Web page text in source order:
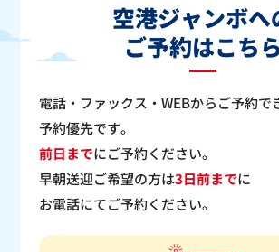
空港ジャンボへ
ご予約はこち
電話・ファックス・WEBからご予約で
予約優先です。
前日までにご予約ください。
早朝送迎ご希望の方は3日前までに
お電話にてご予約ください。